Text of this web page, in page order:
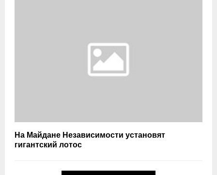
На Майдане Независимости установят
гигантский лотос